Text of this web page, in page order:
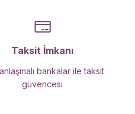
Taksit İmkanı
bankalar ile taksit
güvencesi